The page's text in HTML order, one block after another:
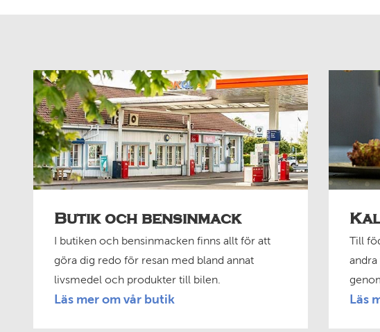
Butik och bensinmack
I butiken och bensinmacken finns allt för att
göra dig redo för resan med bland annat
livsmedel och produkter till bilen.
Läs mer om vår butik
Till
Läs